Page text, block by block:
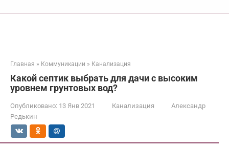
Главная » Коммуникации » Канализация
Какой септик выбрать для дачи с высоким
уровнем грунтовых вод?
Опубликовано: 13 Янв 2021 Канализация
Александр
Редькин